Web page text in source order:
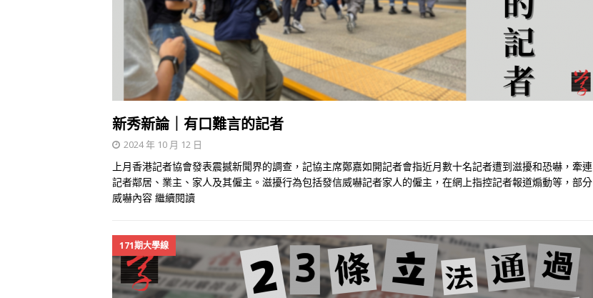
新秀新論｜有口難言的記者
2024 年 10 月 12 日
上月香港記者協會發表震撼新聞界的調查，記協主席鄭嘉如開記者會指近月數十名記者遭到滋擾和恐嚇，牽連
記者鄰居、業主、家人及其僱主。滋擾行為包括發信威嚇記者家人的僱主，在網上指控記者報道煽動等，部分
威嚇內容 繼續閱讀
171期大學線